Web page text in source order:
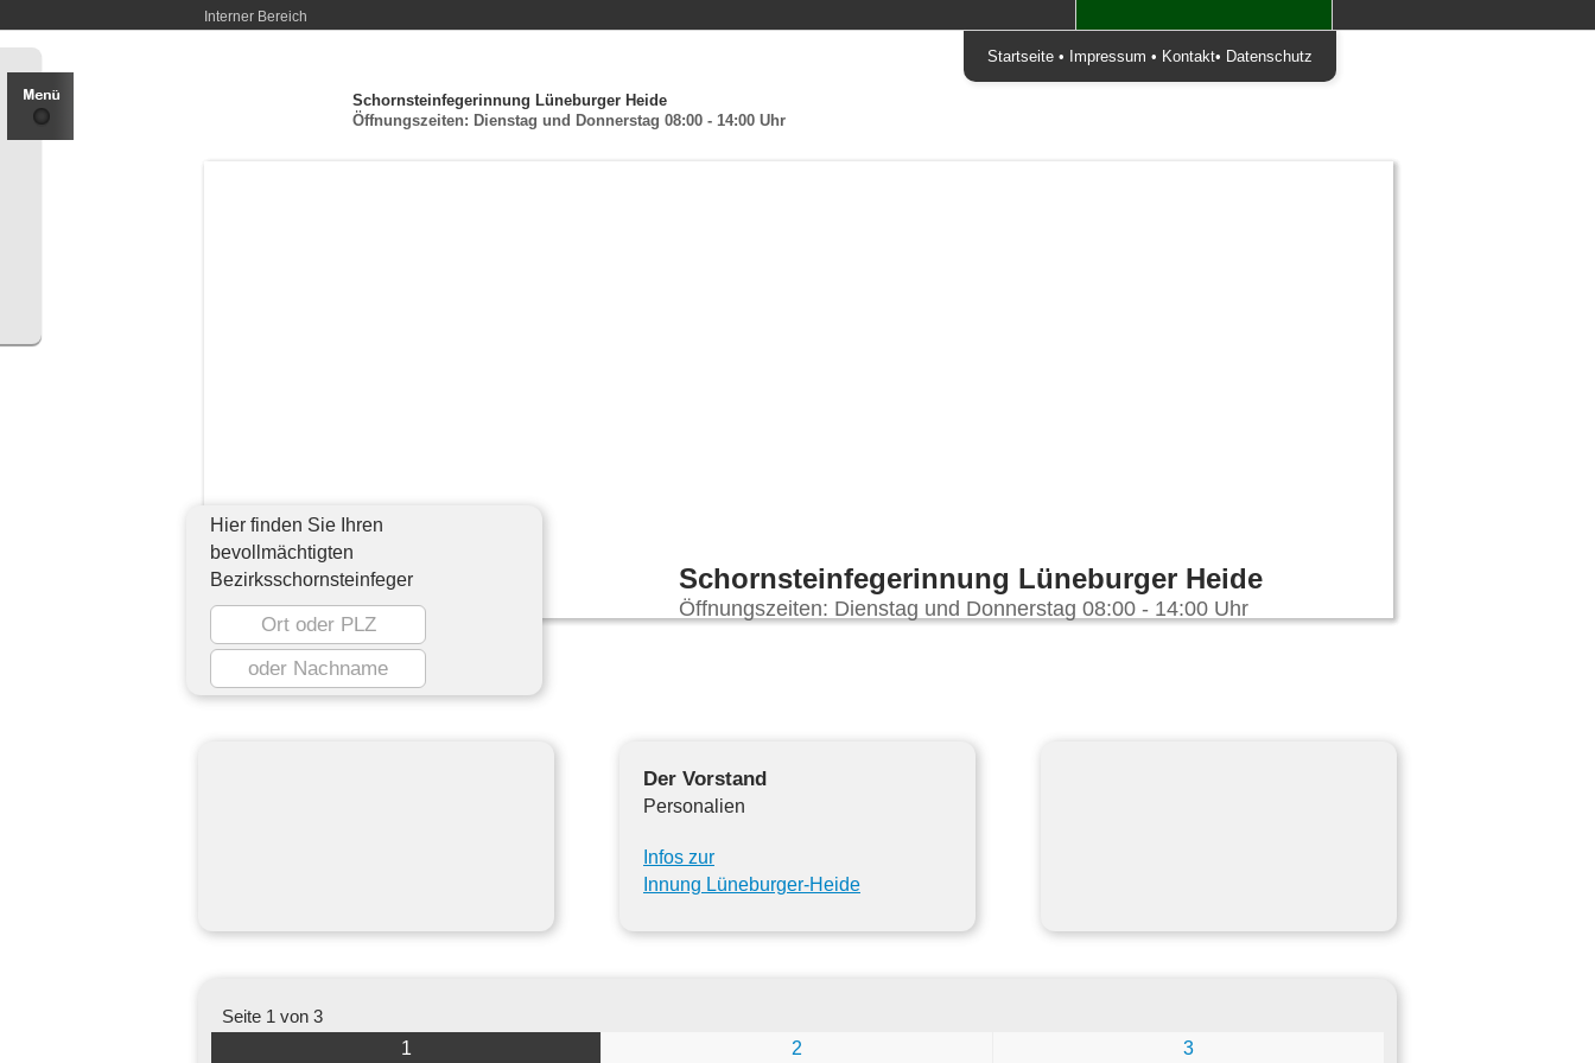
Interner Bereich
Hier finden Sie Ihren
bevollmächtigten
Bezirksschornsteinfeger
Startseite • Impressum • Kontakt• Datenschutz
Schornsteinfegerinnung Lüneburger Heide
Öffnungszeiten: Dienstag und Donnerstag 08:00 - 14:00 Uhr
Schornsteinfegerinnung Lüneburger Heide
Öffnungszeiten: Dienstag und Donnerstag 08:00 - 14:00 Uhr
Der Vorstand
Personalien
Infos zur
Innung Lüneburger-Heide
Seite 1 von 3
1 2 3